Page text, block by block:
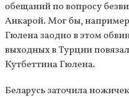
обещаний по вопросу
Анкарой. Мог бы,
Гюлена заодно в этом
выходных в Турции
Кутбеттина Гюлена.
Беларусь заточила